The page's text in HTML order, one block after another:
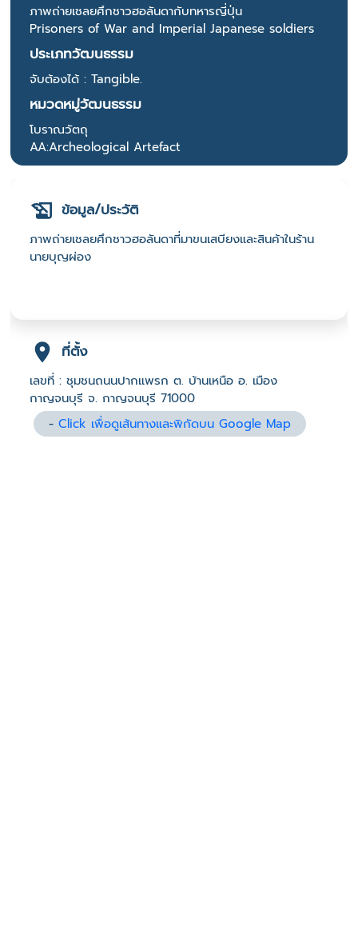
ภาพถ่ายเชลยศึกชาวฮอลันดากับทหารญี่ปุ่น
Prisoners of War and Imperial Japanese soldiers
ประเภทวัฒนธรรม
จับต้องได้ : Tangible.
หมวดหมู่วัฒนธรรม
โบราณวัตถุ
AA:Archeological Artefact
ข้อมูล/ประวัติ
ภาพถ่ายเชลยศึกชาวฮอลันดาที่มาขนเสบียงและสินค้าในร้าน
นายบุญผ่อง
ที่ตั้ง
เลขที่ : ชุมชนถนนปากแพรก ต. บ้านเหนือ อ. เมือง
กาญจนบุรี จ. กาญจนบุรี 71000
-Click เพื่อดูเส้นทางและพิกัดบน Google Map